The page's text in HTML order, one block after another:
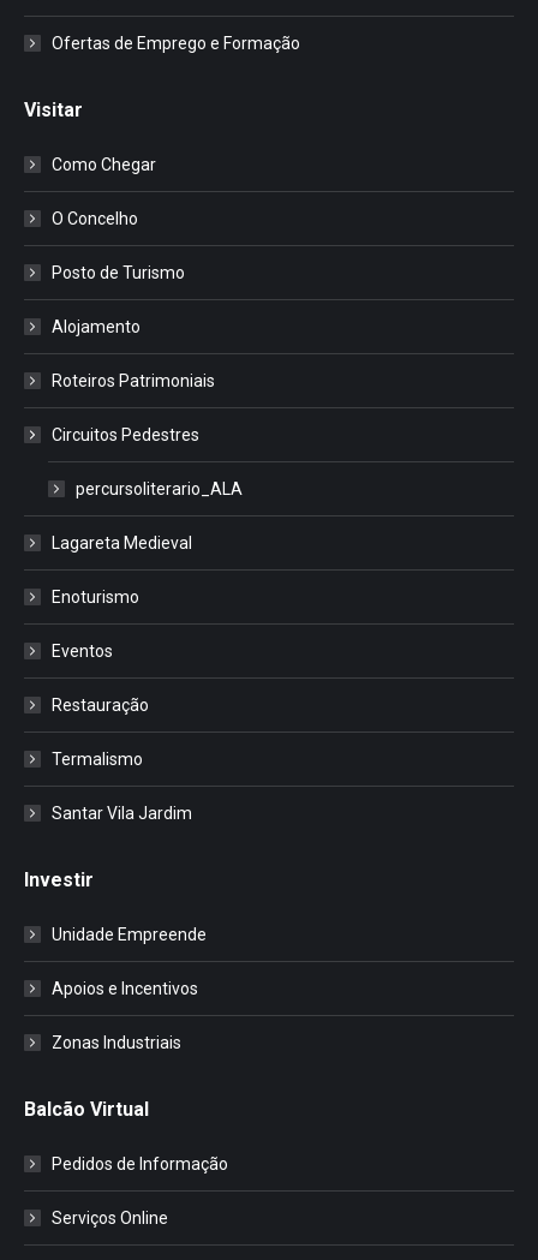
Ofertas de Emprego e Formação
Visitar
Como Chegar
O Concelho
Posto de Turismo
Alojamento
Roteiros Patrimoniais
Circuitos Pedestres
percursoliterario_ALA
Lagareta Medieval
Enoturismo
Eventos
Restauração
Termalismo
Santar Vila Jardim
Investir
Unidade Empreende
Apoios e Incentivos
Zonas Industriais
Balcão Virtual
Pedidos de Informação
Serviços Online